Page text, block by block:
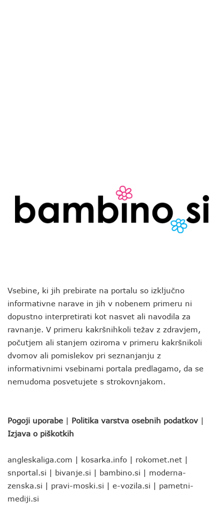
Vsebine, ki jih prebirate na portalu so izključno
informativne narave in jih v nobenem primeru ni
dopustno interpretirati kot nasvet ali navodila za
ravnanje. V primeru kakršnihkoli težav z zdravjem,
počutjem ali stanjem oziroma v primeru kakršnikoli
dvomov ali pomislekov pri seznanjanju z
informativnimi vsebinami portala predlagamo, da se
nemudoma posvetujete s strokovnjakom.
Pogoji uporabe | Politika varstva osebnih podatkov |
Izjava o piškotkih
angleskaliga.com | kosarka.info | rokomet.net |
snportal.si | bivanje.si | bambino.si | moderna-
zenska.si | pravi-moski.si | e-vozila.si | pametni-
mediji.si